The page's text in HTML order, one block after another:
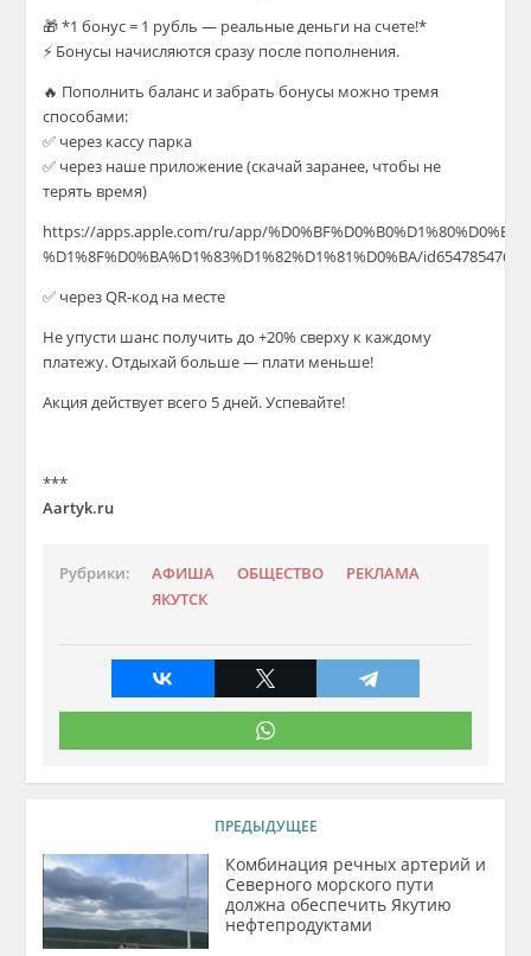
🎁 *1 бонус = 1 рубль — реальные деньги на счете!*
⚡ Бонусы начисляются сразу после пополнения.
🔥 Пополнить баланс и забрать бонусы можно тремя
способами:
✅ через кассу парка
✅ через наше приложение (скачай заранее, чтобы не
терять время)
https://apps.apple.com/ru/app/%D0%BF%D0%B0%D1%80%D0%BA-
%D1%8F%D0%BA%D1%83%D1%82%D1%81%D0%BA/id6547854766
✅ через QR-код на месте
Не упусти шанс получить до +20% сверху к каждому
платежу. Отдыхай больше — плати меньше!
Акция действует всего 5 дней. Успевайте!
***
Aartyk.ru
Рубрики: АФИША ОБЩЕСТВО
РЕКЛАМА
ЯКУТСК
ПРЕДЫДУЩЕЕ
Комбинация речных артерий и
Северного морского пути
должна обеспечить Якутию
нефтепродуктами